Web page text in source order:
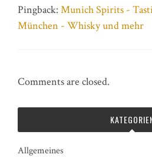
Pingback: Munich Spirits -
München - Whisky und mehr
Comments are closed.
Allgemeines